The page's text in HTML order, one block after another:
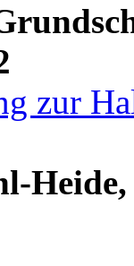
zur